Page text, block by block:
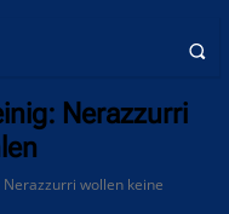
Nerazzurri
wollen keine